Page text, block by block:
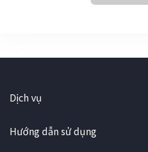
Dịch vụ
Hướng dẫn sử dụng